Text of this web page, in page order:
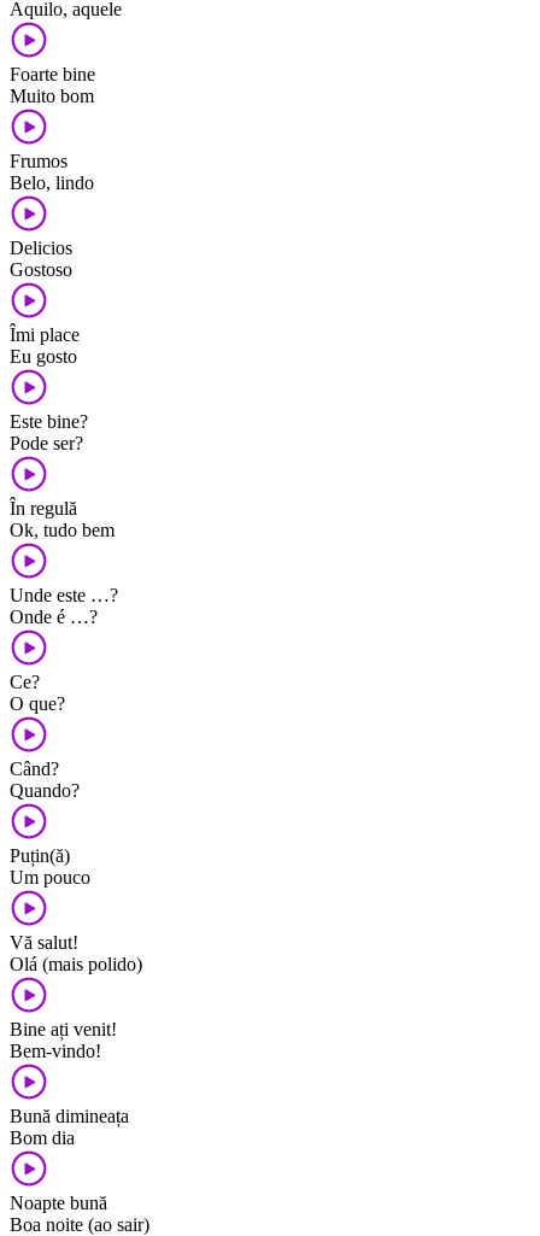
Aquilo, aquele
Foarte bine
Muito bom
Frumos
Belo, lindo
Delicios
Gostoso
Îmi place
Eu gosto
Este bine?
Pode ser?
În regulă
Ok, tudo bem
Unde este …?
Onde é …?
Ce?
O que?
Când?
Quando?
Puțin(ă)
Um pouco
Vă salut!
Olá (mais polido)
Bine ați venit!
Bem-vindo!
Bună dimineața
Bom dia
Noapte bună
Boa noite (ao sair)